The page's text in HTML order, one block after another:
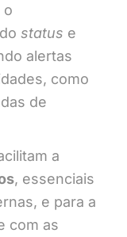
o
do status e
alertas
como
de
a
, essenciais
e para a
com as